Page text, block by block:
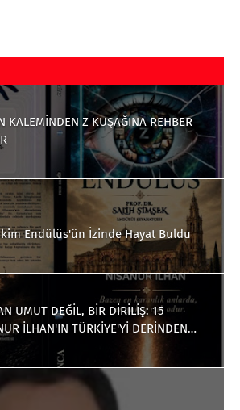
KALEMİNDEN Z KUŞAĞINA REHBER
Endülüs'ün İzinde Hayat Buldu
UMUT DEĞİL, BİR DİRİLİŞ: 15
İLHAN'IN TÜRKİYE'Yİ DERİNDEN